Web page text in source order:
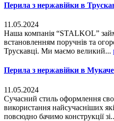
Перила з нержавійки в
11.05.2024
Наша компанія “STALKOL”
встановленням поручнів та
Трускавці. Ми маємо великий...
Перила з нержавійки в
11.05.2024
Сучасний стиль оформлення
використання найсучасніших
повсюдно бачимо конструкції